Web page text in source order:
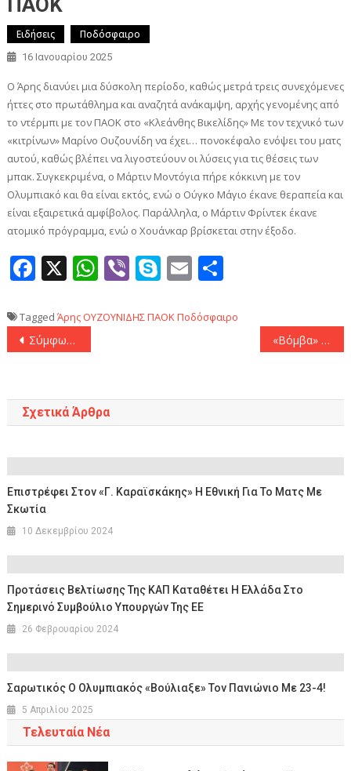
ΠΑΟΚ
Ειδήσεις Ποδόσφαιρο
16 Ιανουαρίου 2025
Ο Άρης διανύει μια δύσκολη περίοδο, καθώς μετρά τρεις συνεχόμενες
ήττες στο πρωτάθλημα και αναζητά ανάκαμψη, αρχής γενομένης από
το ντέρμπι με τον ΠΑΟΚ στο «Κλεάνθης Βικελίδης» Με τον τεχνικό των
«κιτρίνων» Μαρίνο Ουζουνίδη να έχει… πονοκέφαλο ενόψει του ματς
αυτού, καθώς βλέπει να λιγοστεύουν οι λύσεις για τις θέσεις των
μπακ. Συγκεκριμένα, ο Μάρτιν Μοντόγια πήρε κόκκινη με τον
Ολυμπιακό και θα είναι εκτός, ενώ ο Ούγκο Μάγιο έκανε θεραπεία και
είναι εξαιρετικά αμφίβολος. Παράλληλα, ο Μάρτιν Φρίντεκ έκανε
ατομικό πρόγραμμα, ενώ ο Χουάνκαρ βρίσκεται στην έξοδο.
Facebook
X WhatsApp
ViberSkype
Email
Tagged Άρης ΟΥΖΟΥΝΙΔΗΣΠΑΟΚΠοδόσφαιρο
Πλοήγηση
Σύμφωνα με ολλανδικό δημοσίευμα: «Στο στόχαστρο του Άγιαξ ο Βαγιαννίδης!» «Βόμβα» με Ντένις Σμιθ ενεργοποίησε η Ρεάλ Μαδρίτης
Σχετικά Άρθρα
Επιστρέφει Στον «Γ. Καραϊσκάκης» Η Εθνική Για Το Ματς Με
Σκωτία
10 Δεκεμβρίου 2024
Προτάσεις Βελτίωσης Της ΚΑΠ Καταθέτει Η Ελλάδα Στο
Σημερινό Συμβούλιο Υπουργών Της ΕΕ
26 Φεβρουαρίου 2024
Σαρωτικός Ο Ολυμπιακός «βούλιαξε» Τον Πανιώνιο Με 23-4!
5 Απριλίου 2025
Τελευταία Νέα